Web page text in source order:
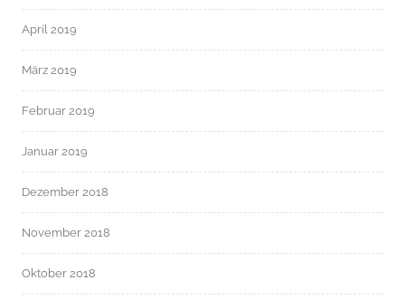
April 2019
März 2019
Februar 2019
Januar 2019
Dezember 2018
November 2018
Oktober 2018